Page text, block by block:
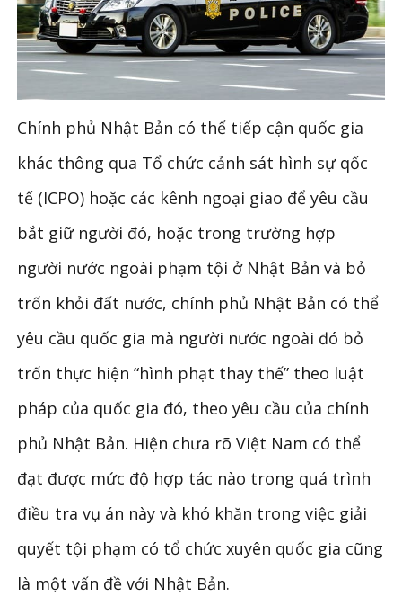
Chính phủ Nhật Bản có thể tiếp cận quốc gia
khác thông qua Tổ chức cảnh sát hình sự qốc
tế (ICPO) hoặc các kênh ngoại giao để yêu cầu
bắt giữ người đó, hoặc trong trường hợp
người nước ngoài phạm tội ở Nhật Bản và bỏ
trốn khỏi đất nước, chính phủ Nhật Bản có thể
yêu cầu quốc gia mà người nước ngoài đó bỏ
trốn thực hiện “hình phạt thay thế” theo luật
pháp của quốc gia đó, theo yêu cầu của chính
phủ Nhật Bản. Hiện chưa rõ Việt Nam có thể
đạt được mức độ hợp tác nào trong quá trình
điều tra vụ án này và khó khăn trong việc giải
quyết tội phạm có tổ chức xuyên quốc gia cũng
là một vấn đề với Nhật Bản.